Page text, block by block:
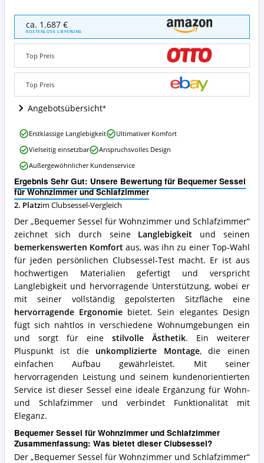
Bequemer
Sessel
für
Wohnzimmer
und
Schlafzimmer
Angebote:
Wo
ist
dieser
erhältlich?
ca. 1.687 €
KOSTENLOSE LIEFERUNG
Top Preis
Top Preis
Angebotsübersicht
Ergebnis Sehr Gut: Unsere Bewertung für Bequemer Sessel
für Wohnzimmer und Schlafzimmer
2. Platzim Clubsessel-Vergleich
Der „Bequemer Sessel für Wohnzimmer und Schlafzimmer“
zeichnet sich durch seine Langlebigkeit und seinen
bemerkenswerten Komfortaus, was ihn zu einer Top-Wahl
für jeden persönlichen Clubsessel-Test macht. Er ist aus
hochwertigen Materialien gefertigt und verspricht
Langlebigkeit und hervorragende Unterstützung, wobei er
mit seiner vollständig gepolsterten Sitzfläche eine
hervorragende Ergonomiebietet. Sein elegantes Design
fügt sich nahtlos in verschiedene Wohnumgebungen ein
und sorgt für eine stilvolle Ästhetik. Ein weiterer
Pluspunkt ist die unkomplizierte Montage, die einen
einfachen Aufbau gewährleistet. Mit seiner
hervorragenden Leistung und seinem kundenorientierten
Service ist dieser Sessel eine ideale Ergänzung für Wohn-
und Schlafzimmer und verbindet Funktionalität mit
Eleganz.
Bequemer Sessel für Wohnzimmer und Schlafzimmer
Zusammenfassung: Was bietet dieser Clubsessel?
Der „Bequemer Sessel für Wohnzimmer und Schlafzimmer“
Bequemer
Sessel
für
Wohnzimmer
und
Schlafzimmer
Vorteile:
Was
spricht
für
diesen
Clubsessel?
Erstklassige Langlebigkeit
Ultimativer Komfort
Vielseitig einsetzbar
Anspruchsvolles Design
Außergewöhnlicher Kundenservice